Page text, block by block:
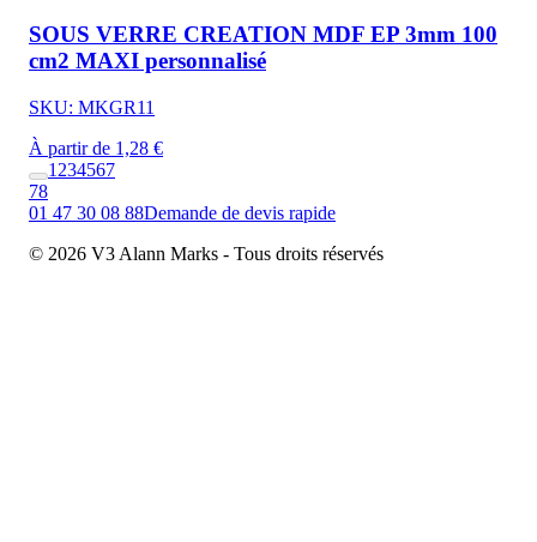
SOUS VERRE CREATION MDF EP 3mm 100
cm2 MAXI personnalisé
SKU: MKGR11
À partir de 1,28 €
1 234567
78
01 47 30 08 88Demande de devis rapide
© 2026 V3 Alann Marks - Tous droits réservés